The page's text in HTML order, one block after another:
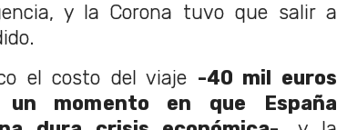
y la Corona tuvo que salir a
el costo del viaje -40 mil euros
un momento en que España